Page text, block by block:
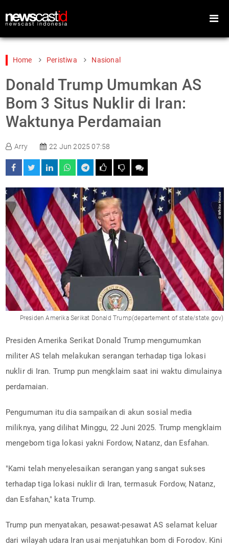
Home
Peristiwa
Gaya Hidup
Video
Foto
Home Peristiwa Nasional
Donald Trump Umumkan AS
Bom 3 Situs Nuklir di Iran:
Waktunya Perdamaian
Arry 22 Jun 2025 07:58
Presiden Amerika Serikat Donald Trump(departement of state/state.gov)
Presiden Amerika Serikat Donald Trump mengumumkan
militer AS telah melakukan serangan terhadap tiga lokasi
nuklir di Iran. Trump pun mengklaim saat ini waktu dimulainya
perdamaian.
Pengumuman itu dia sampaikan di akun sosial media
miliknya, yang dilihat Minggu, 22 Juni 2025. Trump mengklaim
mengebom tiga lokasi yakni Fordow, Natanz, dan Esfahan.
"Kami telah menyelesaikan serangan yang sangat sukses
terhadap tiga lokasi nuklir di Iran, termasuk Fordow, Natanz,
dan Esfahan," kata Trump.
Trump pun menyatakan, pesawat-pesawat AS selamat keluar
dari wilayah udara Iran usai menjatuhkan bom di Forodov. Kini